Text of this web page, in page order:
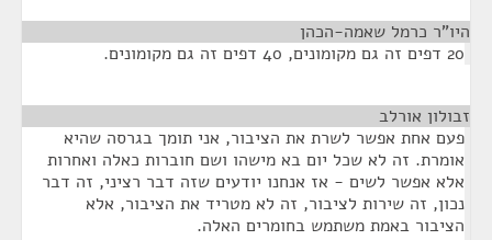
היו"ר כרמל שאמה-הכהן
20 דפים זה גם מקומונים, 40 דפים זה גם מקומונים.
זבולון אורלב
פעם אחת אפשר לשרת את הציבור, אני תומך בגרסה שהיא
אומרת. זה לא שכל יום בא מישהו ושם חוברות כאלה ואחרות
אלא אפשר לשים - אז אנחנו יודעים שזה דבר רציני, זה דבר
נכון, זה שירות לציבור, זה לא מטריד את הציבור, אלא
הציבור באמת משתמש בחומרים האלה.